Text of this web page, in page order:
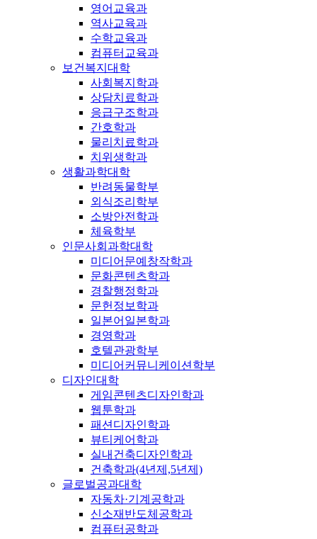
영어교육과
역사교육과
수학교육과
컴퓨터교육과
보건복지대학
사회복지학과
상담치료학과
응급구조학과
간호학과
물리치료학과
치위생학과
생활과학대학
반려동물학부
외식조리학부
소방안전학과
체육학부
인문사회과학대학
미디어문예창작학과
문화콘텐츠학과
경찰행정학과
문헌정보학과
일본어일본학과
경영학과
호텔관광학부
미디어커뮤니케이션학부
디자인대학
게임콘텐츠디자인학과
웹툰학과
패션디자인학과
뷰티케어학과
실내건축디자인학과
건축학과(4년제,5년제)
글로벌공과대학
자동차·기계공학과
신소재반도체공학과
컴퓨터공학과